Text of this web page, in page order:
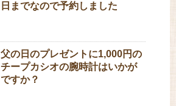
日までなので予約しました
父の日のプレゼントに1,000円の
チープカシオの腕時計はいかが
ですか？